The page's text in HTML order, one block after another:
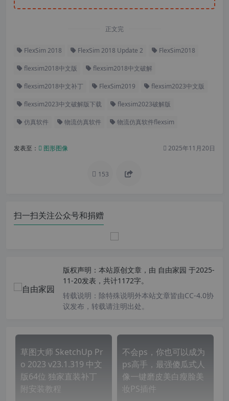
正文完
FlexSim 2018 FlexSim 2018 Update 2 FlexSim2018
flexsim2018中文版 flexsim2018中文破解
flexsim2018中文补丁 FlexSim2019 flexsim2023中文版
flexsim2023中文破解版下载 flexsim2023破解版
仿真软件 物流仿真软件 物流仿真软件flexsim
发表至： 图形图像 2025年11月20日
153
扫一扫关注公众号和捐赠
版权声明： 本站原创文章，由 自由家园 于2025-
11-20发表，共计1172字。
转载说明： 除特殊说明外本站文章皆由CC-4.0协
议发布，转载请注明出处。
草图大师 SketchUp Pr
o 2023 v23.1.319 中文
版64位 独家直装补丁
附安装教程
不会ps，你也可以成为
ps高手，最强傻瓜式人
像一键磨皮美白瘦脸美
妆PS插件